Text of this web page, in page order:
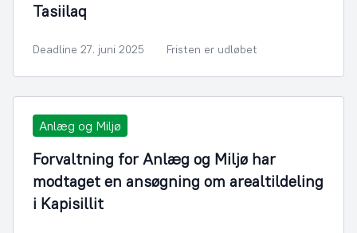
Tasiilaq
Deadline 27. juni 2025 Fristen er udløbet
Anlæg og Miljø
Forvaltning for Anlæg og Miljø har
modtaget en ansøgning om arealtildeling
i Kapisillit